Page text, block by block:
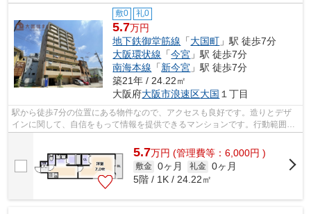
敷0 礼0
5.7万円
地下鉄御堂筋線 「大国町 」駅 徒歩7分
大阪環状線 「今宮 」駅 徒歩7分
南海本線 「新今宮 」駅 徒歩7分
築21年 / 24.22㎡
大阪府大阪市浪速区大国 １丁目
駅から徒歩7分の位置にある物件なので、アクセスも良好です。造りとデザ
インに関して、自信をもって情報を提供できるマンションです。行動範囲が
広がる2駅利用可能な物件です。共用部...
5.7万円 (管理費等：6,000円 )
敷金 0ヶ月 礼金 0ヶ月
5階 / 1K / 24.22㎡